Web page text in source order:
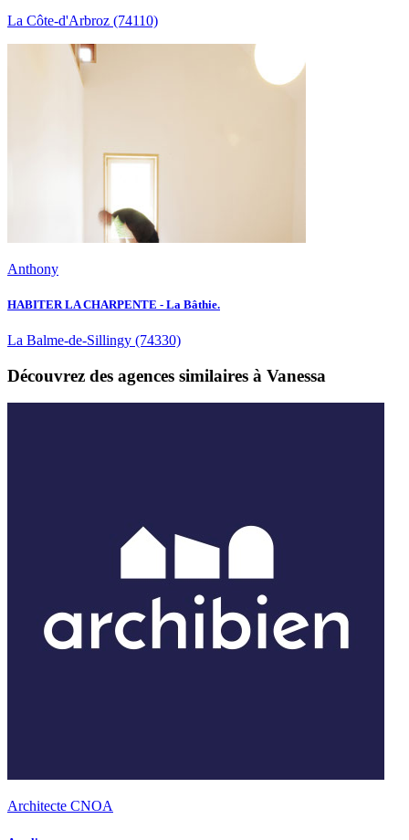
La Côte-d'Arbroz (74110)
Anthony
HABITER LA CHARPENTE - La Bâthie.
La Balme-de-Sillingy (74330)
Découvrez des agences similaires à Vanessa
Architecte CNOA